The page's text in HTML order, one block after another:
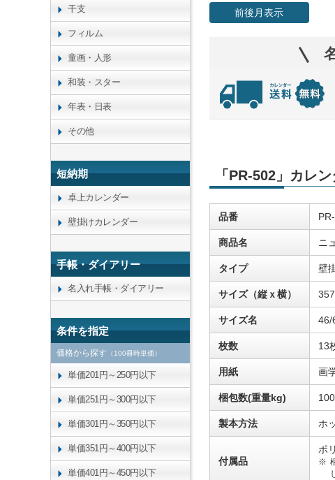
前後月表示
「PR-502」カレ
品番
商品名 ニ
タイプ 壁
サイズ（縦ｘ横）
サイズ名 46/
枚数 13
用紙 画
梱包数(重量kg)
製本方法 ホ
付属品
ポ
干支
フィルム
童画・人形
和装・スター
年表・日表
その他
短納期
卓上カレンダー
壁掛けカレンダー
手帳・ダイアリー
名入れ手帳・ダイアリー
条件を指定
価格から探す （100冊時単価）
単価201円～250円以下
単価251円～300円以下
単価301円～350円以下
単価351円～400円以下
単価401円～450円以下